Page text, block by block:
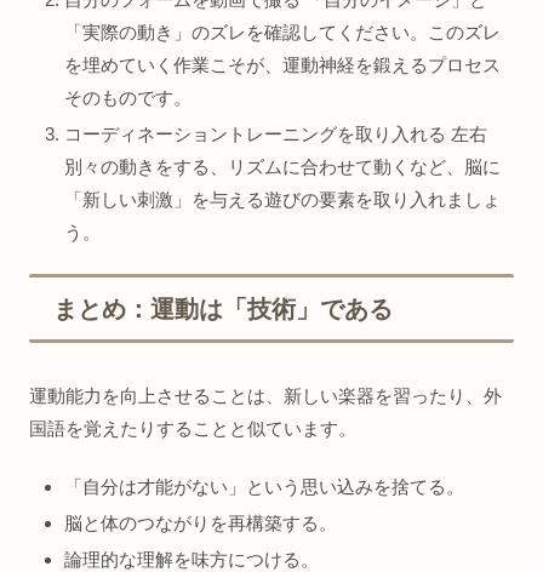
「実際の動き」のズレを確認してください。このズレ
を埋めていく作業こそが、運動神経を鍛えるプロセス
そのものです。
コーディネーショントレーニングを取り入れる 左右
別々の動きをする、リズムに合わせて動くなど、脳に
「新しい刺激」を与える遊びの要素を取り入れましょ
う。
まとめ：運動は「技術」である
運動能力を向上させることは、新しい楽器を習ったり、外
国語を覚えたりすることと似ています。
「自分は才能がない」という思い込みを捨てる。
脳と体のつながりを再構築する。
論理的な理解を味方につける。